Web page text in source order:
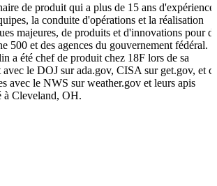
de produit qui a plus de 15 ans d'expérience
la conduite d'opérations et la réalisation
majeures, de produits et d'innovations pour
500 et des agences du gouvernement fédéral.
a été chef de produit chez 18F lors de sa
le DOJ sur ada.gov, CISA sur get.gov, et
avec le NWS sur weather.gov et leurs apis
à Cleveland, OH.